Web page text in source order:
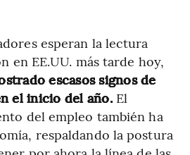
esperan la lectura
en EE.UU. más tarde hoy,
escasos signos de
el inicio del año.El
del empleo también ha
respaldando la postura